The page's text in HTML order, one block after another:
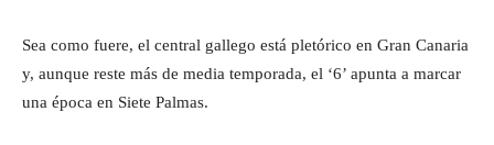
Sea como fuere, el central gallego está pletórico en Gran Canaria
y, aunque reste más de media temporada, el ‘6’ apunta a marcar
una época en Siete Palmas.